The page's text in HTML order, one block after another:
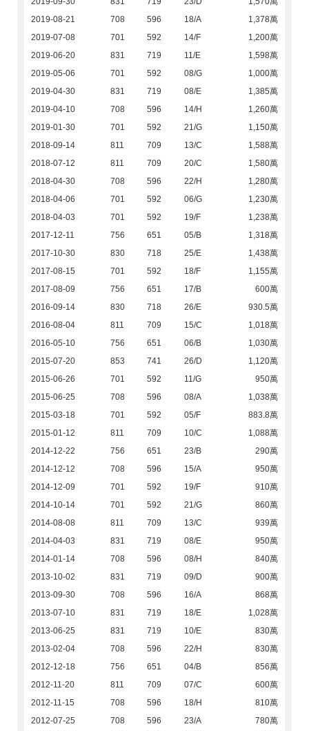
2019-08-21
708 596 18/A
1,378萬
2019-07-08
701 592 14/F
1,200萬
2019-06-20
831 719 11/E
1,598萬
2019-05-06
701 592 08/G
1,000萬
2019-04-30
831 719 08/E
1,385萬
2019-04-10
708 596 14/H
1,260萬
2019-01-30
701 592 21/G
1,150萬
2018-09-14
811 709 13/C
1,588萬
2018-07-12
811 709 20/C
1,580萬
2018-04-30
708 596 22/H
1,280萬
2018-04-06
701 592 06/G
1,230萬
2018-04-03
701 592 19/F
1,238萬
2017-12-11
756 651 05/B
1,318萬
2017-10-30
830 718 25/E
1,438萬
2017-08-15
701 592 18/F
1,155萬
2017-08-09
756 651 17/B
600萬
2016-09-14
830 718 26/E
930.5萬
2016-08-04
811 709 15/C
1,018萬
2016-05-10
756 651 06/B
1,030萬
2015-07-20
853 741 26/D
1,120萬
2015-06-26
701 592 11/G
950萬
2015-06-25
708 596 08/A
1,038萬
2015-03-18
701 592 05/F
883.8萬
2015-01-12
811 709 10/C
1,088萬
2014-12-22
756 651 23/B
290萬
2014-12-12
708 596 15/A
950萬
2014-12-09
701 592 19/F
910萬
2014-10-14
701 592 21/G
860萬
2014-08-08
811 709 13/C
939萬
2014-04-03
831 719 08/E
950萬
2014-01-14
708 596 08/H
840萬
2013-10-02
831 719 09/D
900萬
2013-09-30
708 596 16/A
868萬
2013-07-10
831 719 18/E
1,028萬
2013-06-25
831 719 10/E
830萬
2013-02-04
708 596 22/H
830萬
2012-12-18
756 651 04/B
856萬
2012-11-20
811 709 07/C
600萬
2012-11-15
708 596 18/H
810萬
2012-07-25
708 596 23/A
780萬